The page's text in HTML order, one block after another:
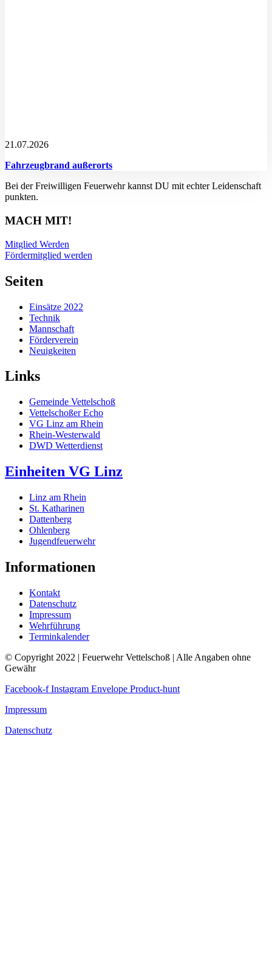
21.07.2026
Fahrzeugbrand außerorts
Bei der Freiwilligen Feuerwehr kannst DU mit echter Leidenschaft
punkten.
MACH MIT!
Mitglied Werden
Fördermitglied werden
Seiten
Einsätze 2022
Technik
Mannschaft
Förderverein
Neuigkeiten
Links
Gemeinde Vettelschoß
Vettelschoßer Echo
VG Linz am Rhein
Rhein-Westerwald
DWD Wetterdienst
Einheiten VG Linz
Linz am Rhein
St. Katharinen
Dattenberg
Ohlenberg
Jugendfeuerwehr
Informationen
Kontakt
Datenschutz
Impressum
Wehrführung
Terminkalender
© Copyright 2022 | Feuerwehr Vettelschoß | Alle Angaben ohne
Gewähr
Facebook-f Instagram Envelope Product-hunt
Impressum
Datenschutz